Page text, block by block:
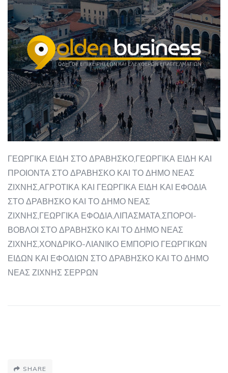
ΓΕΩΡΓΙΚΑ ΕΙΔΗ ΣΤΟ ΔΡΑΒΗΣΚΟ,ΓΕΩΡΓΙΚΑ ΕΙΔΗ ΚΑΙ
ΠΡΟΙΟΝΤΑ ΣΤΟ ΔΡΑΒΗΣΚΟ ΚΑΙ ΤΟ ΔΗΜΟ ΝΕΑΣ
ΖΙΧΝΗΣ,ΑΓΡΟΤΙΚΑ ΚΑΙ ΓΕΩΡΓΙΚΑ ΕΙΔΗ ΚΑΙ ΕΦΟΔΙΑ
ΣΤΟ ΔΡΑΒΗΣΚΟ ΚΑΙ ΤΟ ΔΗΜΟ ΝΕΑΣ
ΖΙΧΝΗΣ,ΓΕΩΡΓΙΚΑ ΕΦΟΔΙΑ,ΛΙΠΑΣΜΑΤΑ,ΣΠΟΡΟΙ-
ΒΟΒΛΟΙ ΣΤΟ ΔΡΑΒΗΣΚΟ ΚΑΙ ΤΟ ΔΗΜΟ ΝΕΑΣ
ΖΙΧΝΗΣ,ΧΟΝΔΡΙΚΟ-ΛΙΑΝΙΚΟ ΕΜΠΟΡΙΟ ΓΕΩΡΓΙΚΩΝ
ΕΙΔΩΝ ΚΑΙ ΕΦΟΔΙΩΝ ΣΤΟ ΔΡΑΒΗΣΚΟ ΚΑΙ ΤΟ ΔΗΜΟ
ΝΕΑΣ ΖΙΧΝΗΣ ΣΕΡΡΩΝ
SHARE